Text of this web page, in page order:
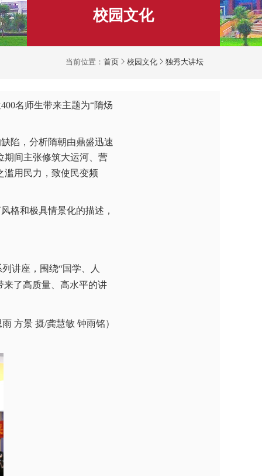
校园文化
当前位置： 首页 校园文化 独秀大讲坛
400名师生带来主题为“隋炀
缺陷 ， 分析隋朝由鼎盛迅速
期间主张修筑大运河、营
滥用民力，致使民变频
格和极具情景化的描述，
讲座，围绕“国学、人
来了高质量、高水平的讲
雨 方景 摄/龚慧敏 钟雨铭）